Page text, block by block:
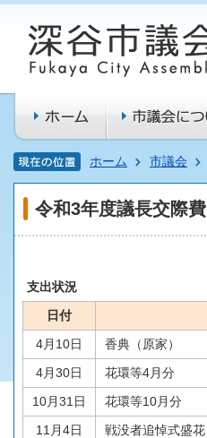
ホーム 市議会
令和3年度議長交際費
支出状況
日付
4月10日
香典（原家）
4月30日
花環等4月分
10月31日
花環等10月分
11月4日
戦没者追悼式盛花